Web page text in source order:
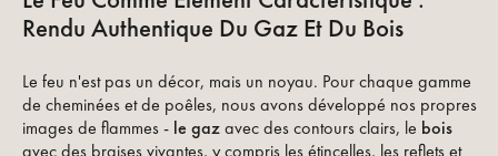
Rendu Authentique Du Gaz Et Du Bois
Le feu n'est pas un décor, mais un noyau. Pour chaque gamme
de cheminées et de poêles, nous avons développé nos propres
images de flammes - le gazavec des contours clairs, le bois
avec des braises vivantes, y compris les étincelles, les reflets et